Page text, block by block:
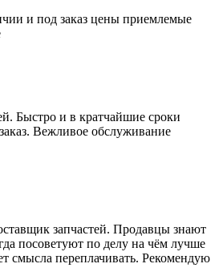
и под заказ цены приемлемые
Быстро и в кратчайшие сроки
Вежливое обслуживание
запчастей. Продавцы знают
посоветуют по делу на чём лучше
смысла переплачивать. Рекомендую